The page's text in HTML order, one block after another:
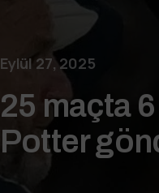
Eylül 27, 2025
25 maçta
Potter